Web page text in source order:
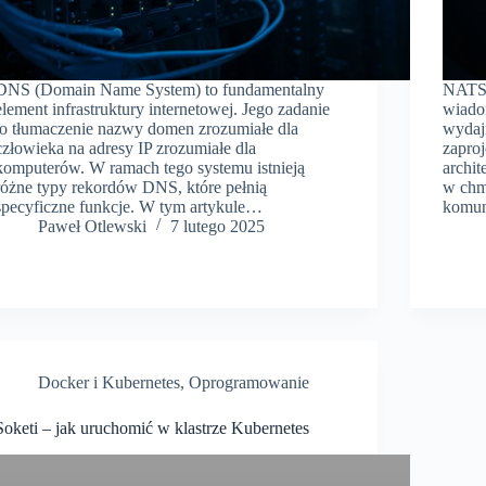
(Domain Name System) to fundamentalny
infrastruktury internetowej. Jego zadanie
tłumaczenie nazwy domen zrozumiałe dla
na adresy IP zrozumiałe dla
W ramach tego systemu istnieją
typy rekordów DNS, które pełnią
funkcje. W tym artykule…
Paweł Otlewski
7 lutego 2025
w
Docker i Kubernetes,Oprogramowanie
– jak uruchomić w klastrze Kubernetes